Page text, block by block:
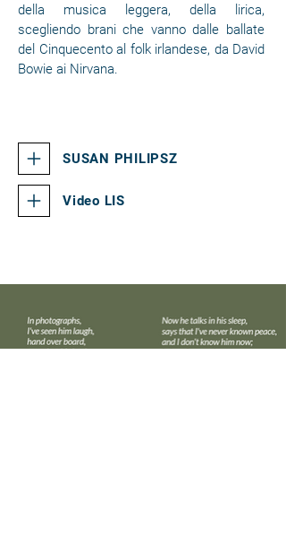
della musica leggera, della lirica,
scegliendo brani che vanno dalle ballate
del Cinquecento al folk irlandese, da David
Bowie ai Nirvana.
SUSAN PHILIPSZ
Video LIS